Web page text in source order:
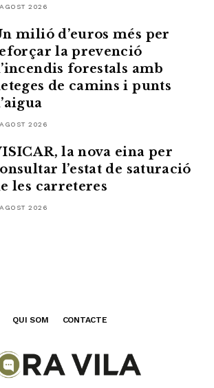
2026
milió d’euros més per
la prevenció
forestals amb
de camins i punts
2026
la nova eina per
l’estat de saturació
les carreteres
2026
QUI SOM CONTACTE